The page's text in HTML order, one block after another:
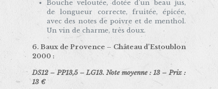
Bouche veloutée, dotée d’un beau jus,
de longueur correcte, fruitée, épicée,
avec des notes de poivre et de menthol.
Un vin de charme, très doux.
6. Baux de Provence – Château d’Estoublon
2000 :
DS12 – PP13,5 – LG13. Note moyenne : 13 – Prix :
13 €